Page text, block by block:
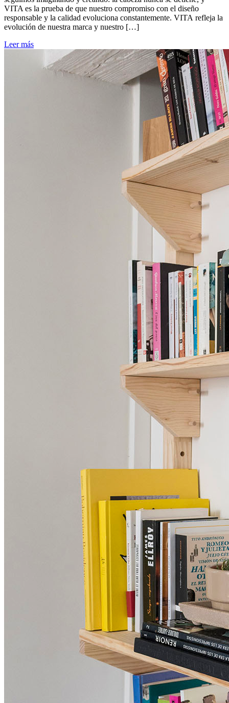
VITA es la prueba de que nuestro compromiso con el diseño
responsable y la calidad evoluciona constantemente. VITA refleja la
evolución de nuestra marca y nuestro […]
Leer más